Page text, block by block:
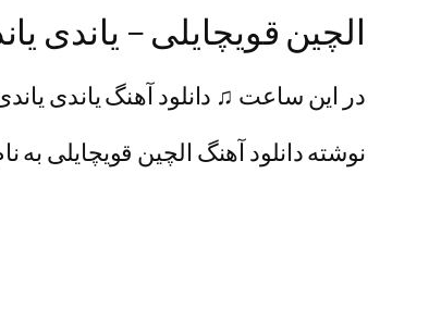
الچین قویچایلی – یاندی
در این ساعت ♫ دانلود آهنگ یاندی
نوشته دانلود آهنگ الچین قویچایلی به